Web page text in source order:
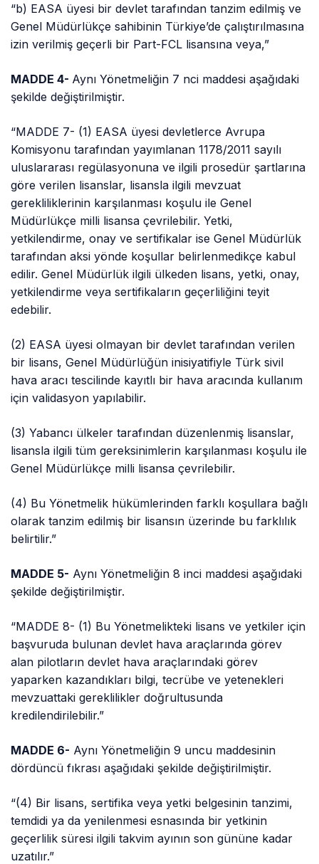
“b) EASA üyesi bir devlet tarafından tanzim edilmiş ve
Genel Müdürlükçe sahibinin Türkiye’de çalıştırılmasına
izin verilmiş geçerli bir Part-FCL lisansınaveya,”
MADDE 4- Aynı Yönetmeliğin 7 nci maddesi aşağıdaki
şekilde değiştirilmiştir.
“MADDE 7- (1) EASA üyesi devletlerce Avrupa
Komisyonu tarafından yayımlanan 1178/2011 sayılı
uluslararası regülasyonuna ve ilgili prosedür şartlarına
göre verilen lisanslar, lisansla ilgili mevzuat
gerekliliklerinin karşılanması koşulu ile Genel
Müdürlükçe milli lisansa çevrilebilir. Yetki,
yetkilendirme, onay ve sertifikalar ise Genel Müdürlük
tarafından aksi yönde koşullar belirlenmedikçe kabul
edilir. Genel Müdürlük ilgili ülkeden lisans, yetki, onay,
yetkilendirme veya sertifikaların geçerliliğini teyit
edebilir.
(2) EASA üyesi olmayan bir devlet tarafından verilen
bir lisans, Genel Müdürlüğüninisiyatifiyle Türk sivil
hava aracı tescilinde kayıtlı bir hava aracında kullanım
içinvalidasyon yapılabilir.
(3) Yabancı ülkeler tarafından düzenlenmiş lisanslar,
lisansla ilgili tüm gereksinimlerin karşılanması koşulu ile
Genel Müdürlükçe milli lisansa çevrilebilir.
(4) Bu Yönetmelik hükümlerinden farklı koşullara bağlı
olarak tanzim edilmiş bir lisansın üzerinde bu farklılık
belirtilir.”
MADDE 5- Aynı Yönetmeliğin 8 inci maddesi aşağıdaki
şekilde değiştirilmiştir.
“MADDE 8- (1) Bu Yönetmelikteki lisans ve yetkiler için
başvuruda bulunan devlet hava araçlarında görev
alan pilotların devlet hava araçlarındaki görev
yaparken kazandıkları bilgi, tecrübe ve yetenekleri
mevzuattaki gereklilikler doğrultusunda
kredilendirilebilir.”
MADDE 6- Aynı Yönetmeliğin 9 uncu maddesinin
dördüncü fıkrası aşağıdaki şekilde değiştirilmiştir.
“(4) Bir lisans, sertifika veya yetki belgesinin tanzimi,
temdidi ya da yenilenmesi esnasında bir yetkinin
geçerlilik süresi ilgili takvim ayının son gününe kadar
uzatılır.”